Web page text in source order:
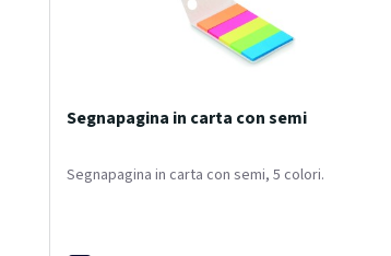
Segnapagina in carta con semi
Segnapagina in carta con semi, 5 colori.